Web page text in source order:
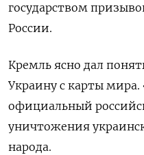
государством
России.
Кремль ясно дал
Украину с карты
официальный
уничтожения
народа.